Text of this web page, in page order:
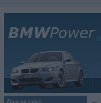
Ziņas un raksti